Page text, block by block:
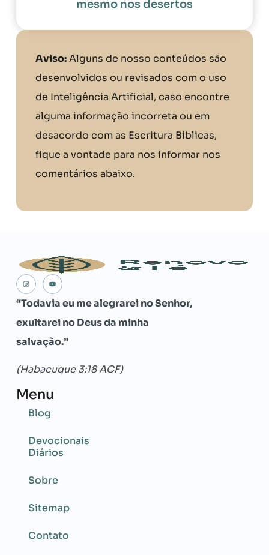
mesmo nos desertos
Aviso:Alguns de nosso conteúdos são
desenvolvidos ou revisados com o uso
de Inteligência Artificial, caso encontre
alguma informação incorreta ou em
desacordo com as Escritura Bíblicas,
fique a vontade para nos informar nos
comentários abaixo.
“Todavia eu me alegrarei no Senhor,
exultarei no Deus da minha
salvação.”
(Habacuque 3:18 ACF)
Menu
Blog
Devocionais
Diários
Sobre
Sitemap
Contato